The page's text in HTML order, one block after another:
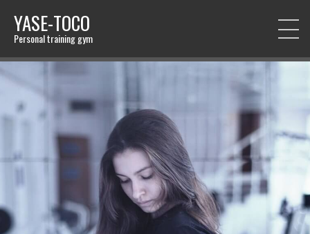
YASE-TOCO
Personal training gym